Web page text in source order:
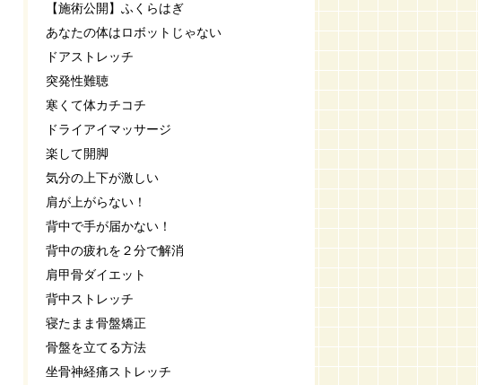
【施術公開】ふくらはぎ
あなたの体はロボットじゃない
ドアストレッチ
突発性難聴
寒くて体カチコチ
ドライアイマッサージ
楽して開脚
気分の上下が激しい
肩が上がらない！
背中で手が届かない！
背中の疲れを２分で解消
肩甲骨ダイエット
背中ストレッチ
寝たまま骨盤矯正
骨盤を立てる方法
坐骨神経痛ストレッチ